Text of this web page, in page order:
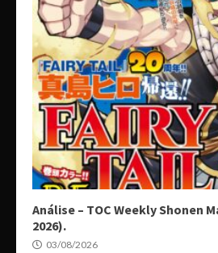
Análise – TOC Weekly Shonen
2026).
03/08/2026